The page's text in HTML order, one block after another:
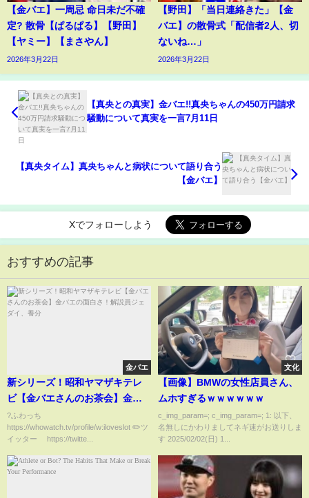
【金バエ】一周忌 命日未だ不確
定? 散骨【ぱるぱる】【野田】
【ヤミー】【まさやん】
2026年3月22日
【野田】「当日連絡きた」【金
バエ】の散骨式「配信者2人、切
ないね…」
2026年3月22日
【真央との真実】金バエ!!真央ちゃんの450万円請求
騒動について真実を一言7月11日
【真央タイム】真央ちゃんと病状について語り合う
【金バエ】
Xでフォローしよう
おすすめの記事
金バエ
新シリーズ！昭和ヤマザキテレ
ビ【金バエさんのお茶会】金バ
エの面白さ！解説員ジェダイ、
養分
?ふわっち
https://whowatch.tv/profile/w:iloveslot ✏️ツ
イッター https://twitte...
文化
【画像】BMWの女性店員さん、
ムホすぎるｗｗｗｗｗｗ
c_img_param=; c_img_param=; 1: 以下、
名無しにかわりましてネギ速がお送りしま
す 2025/02/02(日) 1...